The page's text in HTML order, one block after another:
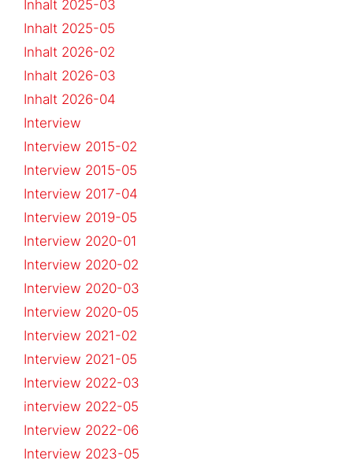
Inhalt 2025-03
Inhalt 2025-05
Inhalt 2026-02
Inhalt 2026-03
Inhalt 2026-04
Interview
Interview 2015-02
Interview 2015-05
Interview 2017-04
Interview 2019-05
Interview 2020-01
Interview 2020-02
Interview 2020-03
Interview 2020-05
Interview 2021-02
Interview 2021-05
Interview 2022-03
interview 2022-05
Interview 2022-06
Interview 2023-05